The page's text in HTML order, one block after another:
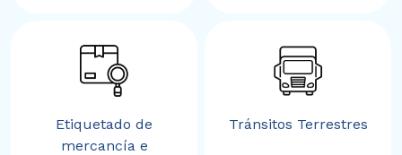
Etiquetado de
mercancía e
Tránsitos Terrestres